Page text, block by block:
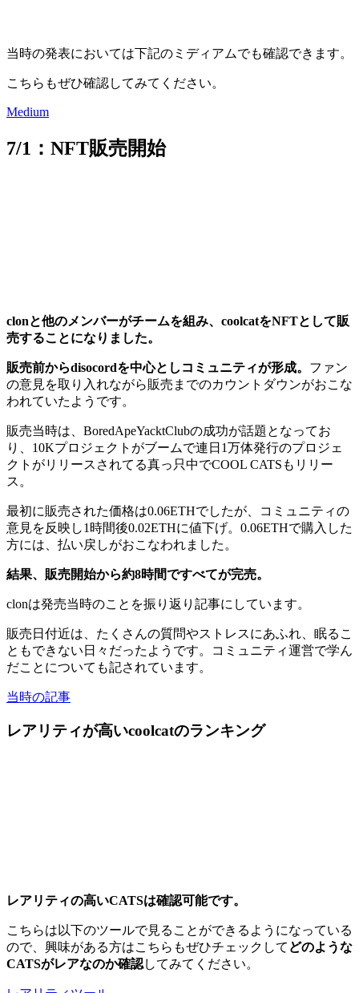
当時の発表においては下記のミディアムでも確認できます。
こちらもぜひ確認してみてください。
Medium
7/1：NFT販売開始
clonと他のメンバーがチームを組み、coolcatをNFTとして販
売することになりました。
販売前からdisocordを中心としコミュニティが形成。 ファン
の意見を取り入れながら販売までのカウントダウンがおこな
われていたようです。
販売当時は、BoredApeYacktClubの成功が話題となってお
り、10Kプロジェクトがブームで連日1万体発行のプロジェ
クトがリリースされてる真っ只中でCOOL CATSもリリー
ス。
最初に販売された価格は0.06ETHでしたが、コミュニティの
意見を反映し1時間後0.02ETHに値下げ。0.06ETHで購入した
方には、払い戻しがおこなわれました。
結果、販売開始から約8時間ですべてが完売。
clonは発売当時のことを振り返り記事にしています。
販売日付近は、たくさんの質問やストレスにあふれ、眠るこ
ともできない日々だったようです。コミュニティ運営で学ん
だことについても記されています。
当時の記事
レアリティが高いcoolcatのランキング
レアリティの高いCATSは確認可能です。
こちらは以下のツールで見ることができるようになっている
ので、興味がある方はこちらもぜひチェックして どのような
CATSがレアなのか確認してみてください。